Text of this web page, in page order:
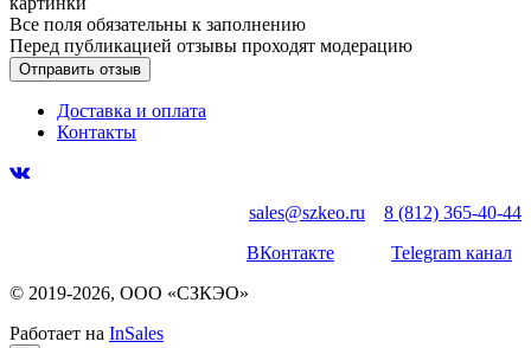
Все поля обязательны к заполнению
Перед публикацией отзывы проходят модерацию
Доставка и оплата
Контакты
sales@szkeo.ru
8 (812) 365-40-44
ВКонтакте
Telegram канал
© 2019-2026, ООО «СЗКЭО»
Работает на InSales